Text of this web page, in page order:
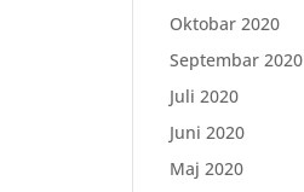
Oktobar 2020
Septembar 2020
Juli 2020
Juni 2020
Maj 2020